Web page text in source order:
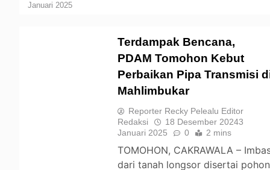
Januari 2025
Terdampak Bencana,
PDAM Tomohon Kebut
Perbaikan Pipa Transmisi
Mahlimbukar
Reporter Recky Pelealu Editor
Redaksi
18 Desember 20243
Januari 2025
0 2 mins
TOMOHON, CAKRAWALA –
dari tanah longsor disertai pohon